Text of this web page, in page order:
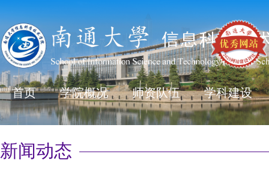
首页 学院概况 师资队伍 学科建设
新闻动态